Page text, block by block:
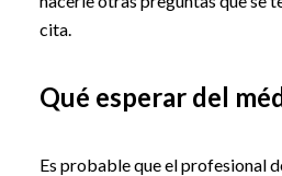
cita.
Qué esperar del
Es probable que el profesional